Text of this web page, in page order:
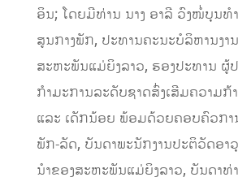
ອິນ; ໂດຍມີທ່ານ ນາງ ອາລີ ວົງໜໍ່ບຸນທໍ
ສູນກາງພັກ, ປະທານຄະນະບໍລິຫານງາ
ສະຫະພັນແມ່ຍິງລາວ, ຮອງປະທານ ຜູ້
ກໍາມະການລະດັບຊາດສົ່ງເສີມຄວາມກ້
ແລະ ເດັກນ້ອຍ ພ້ອມດ້ວຍຄອບຄົວກາ
ພັກ-ລັດ, ບັນດາພະນັກງານປະຕິວັດອາ
ນຳຂອງສະຫະພັນແມ່ຍິງລາວ, ບັນດາທ່